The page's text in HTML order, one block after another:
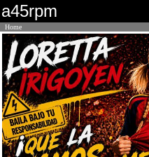
a45rpm
Home